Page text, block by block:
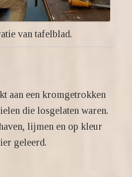
van tafelblad.
aan een kromgetrokken
die losgelaten waren.
lijmen en op kleur
geleerd.